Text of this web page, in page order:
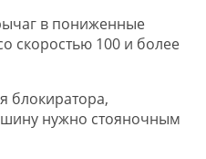
в пониженные
скоростью 100 и более
блокиратора,
нужно стояночным